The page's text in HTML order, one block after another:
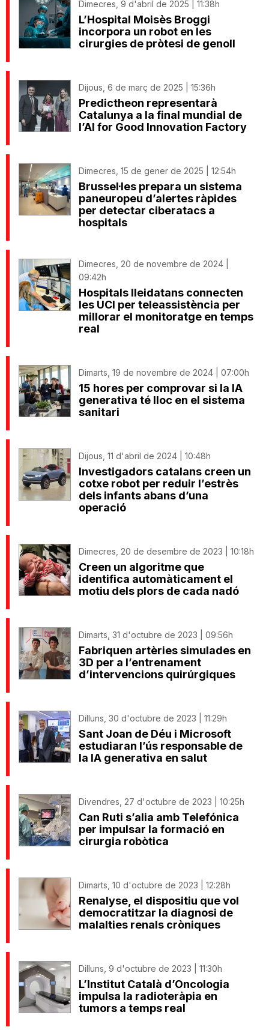
Dimecres, 9 d'abril de 2025 | 11:38h
L’Hospital Moisès Broggi
incorpora un robot en les
cirurgies de pròtesi de genoll
Dijous, 6 de març de 2025 | 15:36h
Predictheon representarà
Catalunya a la final mundial de
l’AI for Good Innovation Factory
Dimecres, 15 de gener de 2025 | 12:54h
Brussel·les prepara un sistema
paneuropeu d’alertes ràpides
per detectar ciberatacs a
hospitals
Dimecres, 20 de novembre de 2024 |
09:42h
Hospitals lleidatans connecten
les UCI per teleassistència per
millorar el monitoratge en temps
real
Dimarts, 19 de novembre de 2024 | 07:00h
15 hores per comprovar si la IA
generativa té lloc en el sistema
sanitari
Dijous, 11 d'abril de 2024 | 10:48h
Investigadors catalans creen un
cotxe robot per reduir l’estrès
dels infants abans d’una
operació
Dimecres, 20 de desembre de 2023 | 10:18h
Creen un algoritme que
identifica automàticament el
motiu dels plors de cada nadó
Dimarts, 31 d'octubre de 2023 | 09:56h
Fabriquen artèries simulades en
3D per a l’entrenament
d’intervencions quirúrgiques
Dilluns, 30 d'octubre de 2023 | 11:29h
Sant Joan de Déu i Microsoft
estudiaran l’ús responsable de
la IA generativa en salut
Divendres, 27 d'octubre de 2023 | 10:25h
Can Ruti s’alia amb Telefónica
per impulsar la formació en
cirurgia robòtica
Dimarts, 10 d'octubre de 2023 | 12:28h
Renalyse, el dispositiu que vol
democratitzar la diagnosi de
malalties renals cròniques
Dilluns, 9 d'octubre de 2023 | 11:30h
L’Institut Català d’Oncologia
impulsa la radioteràpia en
tumors a temps real